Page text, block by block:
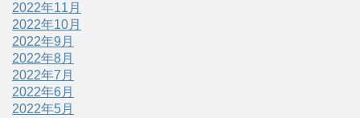
2022年11月
2022年10月
2022年9月
2022年8月
2022年7月
2022年6月
2022年5月